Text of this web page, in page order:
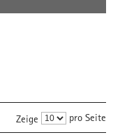
Zeige pro Seite